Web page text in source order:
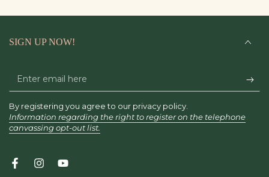
SIGN UP NOW!
Enter
email
here
By registering you agree to our privacy policy.
Information regarding the right to register on the telephone
canvassing opt-out list.
FacebookInstagramYouTube